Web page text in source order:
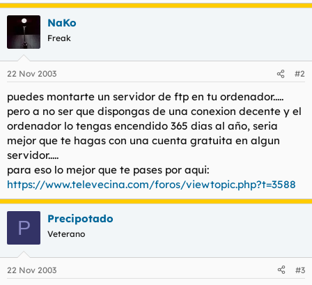
t
e
m
a
o
NaKo
Freak
22 Nov 2003 #2
puedes montarte un servidor de ftp en tu ordenador.....
pero a no ser que dispongas de una conexion decente y el
ordenador lo tengas encendido 365 dias al año, seria
mejor que te hagas con una cuenta gratuita en algun
servidor.....
para eso lo mejor que te pases por aqui:
https://www.televecina.com/foros/viewtopic.php?t=3588
P Precipotado
Veterano
22 Nov 2003 #3